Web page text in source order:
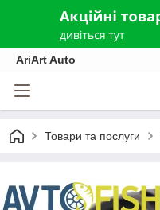
AriArt Auto
Товари та послуги